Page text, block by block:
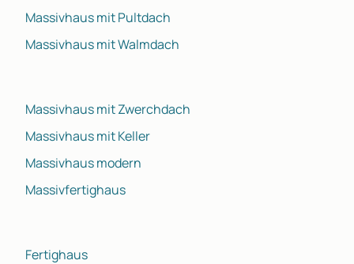
Massivhaus mit Pultdach
Massivhaus mit Walmdach
Massivhaus mit Zwerchdach
Massivhaus mit Keller
Massivhaus modern
Massivfertighaus
Fertighaus